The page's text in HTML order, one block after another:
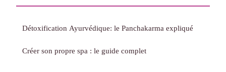
Détoxification Ayurvédique: le Panchakarma expliqué
Créer son propre spa : le guide complet